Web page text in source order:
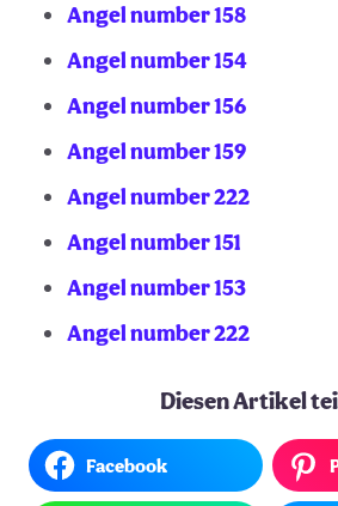
Angel number 158
Angel number 154
Angel number 156
Angel number 159
Angel number 222
Angel number 151
Angel number 153
Angel number 222
Diesen Artikel
Facebook